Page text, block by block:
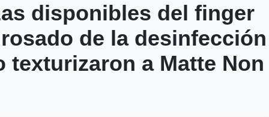
disponibles del finger
de la desinfección
texturizaron a Matte Non